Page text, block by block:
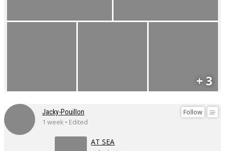
+ 3
Follow
Jacky-Pouillon
1 week • Edited
AT SEA